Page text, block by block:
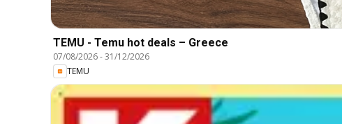
TEMU - Temu hot deals – Greece
07/08/2026-31/12/2026
TEMU